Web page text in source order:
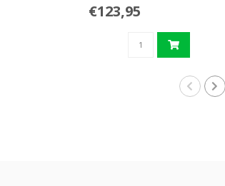
€123,95